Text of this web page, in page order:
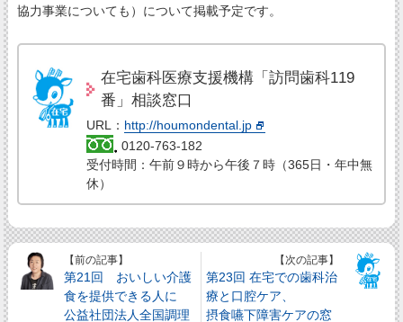
協力事業についても）について掲載予定です。
在宅歯科医療支援機構「訪問歯科119
番」相談窓口
URL： http://houmondental.jp
0120-763-182
受付時間：午前９時から午後７時（365日・年中無
休）
【前の記事】
第21回 おいしい介護
食を提供できる人に
公益社団法人全国調理
【次の記事】
第23回 在宅での歯科治
療と口腔ケア、
摂食嚥下障害ケアの窓